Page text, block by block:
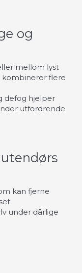
og
mellom lyst
kombinerer flere
defog hjelper
utfordrende
kan fjerne
under dårlige